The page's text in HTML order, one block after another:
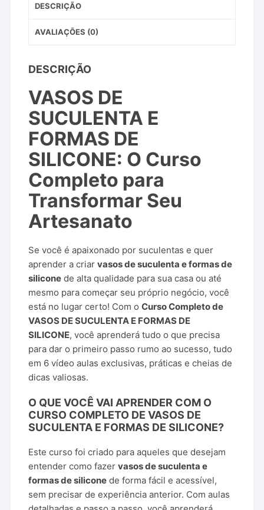
DESCRIÇÃO
AVALIAÇÕES (0)
DESCRIÇÃO
VASOS DE
SUCULENTA E
FORMAS DE
SILICONE: O Curso
Completo para
Transformar Seu
Artesanato
Se você é apaixonado por suculentas e quer
aprender a criarvasos de suculenta e formas de
silicone de alta qualidade para sua casa ou até
mesmo para começar seu próprio negócio, você
está no lugar certo! Com oCurso Completo de
VASOS DE SUCULENTA E FORMAS DE
SILICONE, você aprenderá tudo o que precisa
para dar o primeiro passo rumo ao sucesso, tudo
em 6 vídeo aulas exclusivas, práticas e cheias de
dicas valiosas.
O QUE VOCÊ VAI APRENDER COM O
CURSO COMPLETO DE VASOS DE
SUCULENTA E FORMAS DE SILICONE?
Este curso foi criado para aqueles que desejam
entender como fazervasos de suculenta e
formas de silicone de forma fácil e acessível,
sem precisar de experiência anterior. Com aulas